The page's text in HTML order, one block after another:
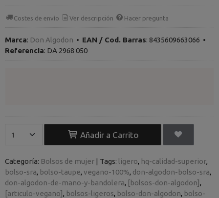
Costes de envío Ver descripción Hacer pregunta
Marca: Don Algodon • EAN / Cod. Barras: 8435609663066 •
Referencia: DA 2968 050
Añadir a Carrito
Categoría: Bolsos de mujer | Tags: ligero hq-calidad-superior
bolso-sra bolso-taupe vegano-100% don-algodon-bolso-sra
don-algodon-de-mano-y-bandolera [bolsos-don-algodon]
[articulo-vegano]
bolsos-ligeros bolso-don-algodon bolso-